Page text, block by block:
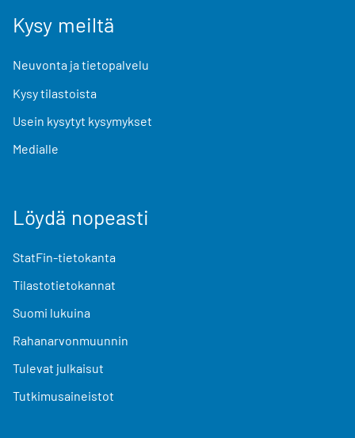
Kysy meiltä
Neuvonta ja tietopalvelu
Kysy tilastoista
Usein kysytyt kysymykset
Medialle
Löydä nopeasti
StatFin-tietokanta
Tilastotietokannat
Suomi lukuina
Rahanarvonmuunnin
Tulevat julkaisut
Tutkimusaineistot